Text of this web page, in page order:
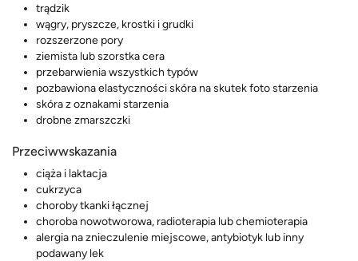
trądzik
wągry, pryszcze, krostki i grudki
rozszerzone pory
ziemista lub szorstka cera
przebarwienia wszystkich typów
pozbawiona elastyczności skóra na skutek foto starzenia
skóra z oznakami starzenia
drobne zmarszczki
Przeciwwskazania
ciąża i laktacja
cukrzyca
choroby tkanki łącznej
choroba nowotworowa, radioterapia lub chemioterapia
alergia na znieczulenie miejscowe, antybiotyk lub inny
podawany lek